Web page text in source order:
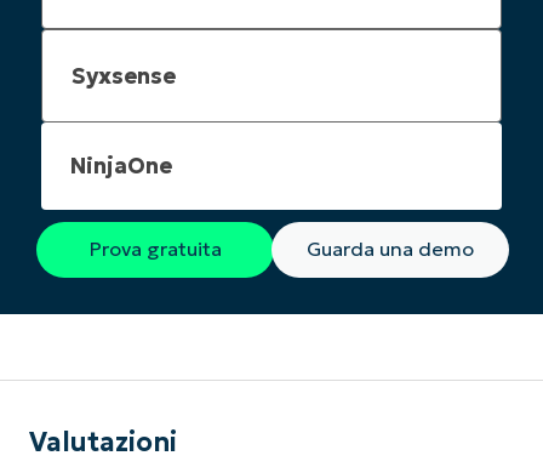
NinjaOne
Prova gratuita Guarda una demo
Valutazioni